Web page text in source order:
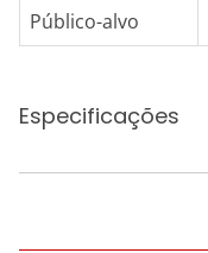
Público-alvo
Especificações